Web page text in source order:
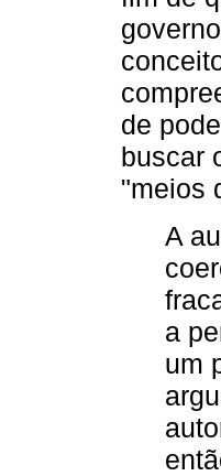
de
buscar
"meios
A
a
um